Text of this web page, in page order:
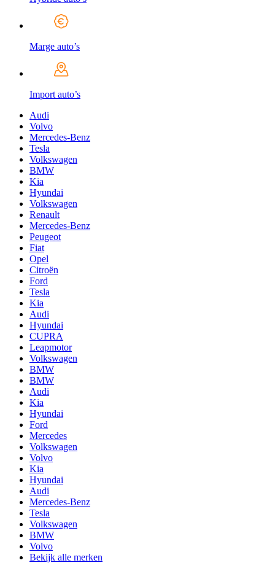
Marge auto’s
Import auto’s
Audi
Volvo
Mercedes-Benz
Tesla
Volkswagen
BMW
Kia
Hyundai
Volkswagen
Renault
Mercedes-Benz
Peugeot
Fiat
Opel
Citroën
Ford
Tesla
Kia
Audi
Hyundai
CUPRA
Leapmotor
Volkswagen
BMW
BMW
Audi
Kia
Hyundai
Ford
Mercedes
Volkswagen
Volvo
Kia
Hyundai
Audi
Mercedes-Benz
Tesla
Volkswagen
BMW
Volvo
Bekijk alle merken